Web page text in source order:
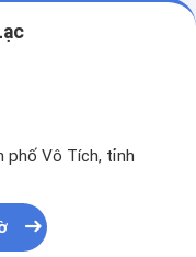
phố Vô Tích, tỉnh